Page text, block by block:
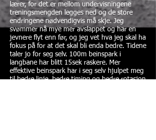
lærer, for det er mellom undervisningene
treningsmengden legges ned og de store
endringene nødvendigvis må skje. Jeg
svømmer nå mye mer avslappet og har en
jevnere flyt enn før, og jeg vet hva jeg skal ha
fokus på for at det skal bli enda bedre. Tidene
taler jo for seg selv. 100m beinspark i
langbane har blitt 15sek raskere. Mer
effektive beinspark har i seg selv hjulpet meg
til bedre linje, bedre timing og bedre rotasjon